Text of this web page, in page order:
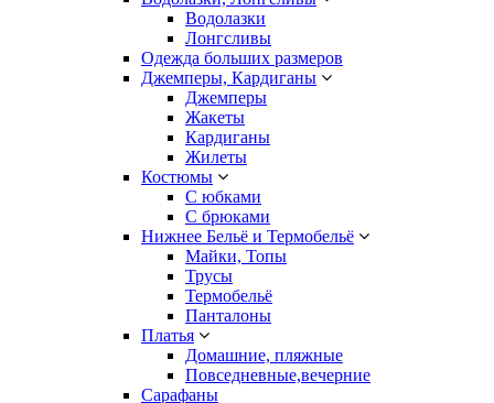
Водолазки
Лонгсливы
Одежда больших размеров
Джемперы, Кардиганы
Джемперы
Жакеты
Кардиганы
Жилеты
Костюмы
С юбками
С брюками
Нижнее Бельё и Термобельё
Майки, Топы
Трусы
Термобельё
Панталоны
Платья
Домашние, пляжные
Повседневные,вечерние
Сарафаны